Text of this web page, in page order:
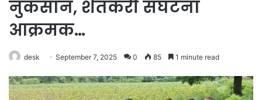
नुकसान, शेतकरी संघटना
आक्रमक…
desk September 7, 2025 0 85 1 minute read